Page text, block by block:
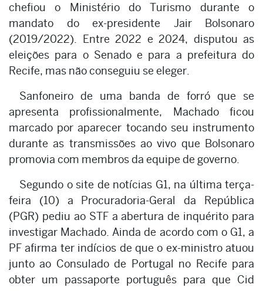
chefiou o Ministério do Turismo durante o
mandato do ex-presidente Jair Bolsonaro
(2019/2022). Entre 2022 e 2024, disputou as
eleições para o Senado e para a prefeitura do
Recife, mas não conseguiu se eleger.
Sanfoneiro de uma banda de forró que se
apresenta profissionalmente, Machado ficou
marcado por aparecer tocando seu instrumento
durante as transmissões ao vivo que Bolsonaro
promovia com membros da equipe de governo.
Segundo o site de notícias G1, na última terça-
feira (10) a Procuradoria-Geral da República
(PGR) pediu ao STF a abertura de inquérito para
investigar Machado. Ainda de acordo com o G1, a
PF afirma ter indícios de que o ex-ministro atuou
junto ao Consulado de Portugal no Recife para
obter um passaporte português para que Cid